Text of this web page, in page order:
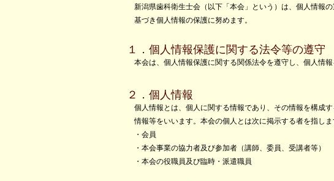
新潟県歯科衛生士会（以下「本会」という）は、個人情報
基づき個人情報の保護に努めます。
１．個人情報保護に関する法令等の遵守
本会は、個人情報保護に関する関係法令を遵守し、個人情報
２．個人情報
個人情報とは、個人に関する情報であり、その情報を構成
情報等をいいます。本会の個人とは次に掲示する者を指しま
・会員
・本会事業の協力者及び参加者（講師、委員、受講者等）
・本会の役職員及び臨時・派遣職員